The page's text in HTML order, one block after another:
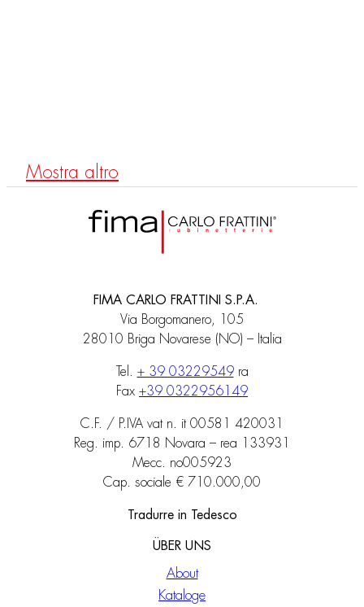
Mostra altro
FIMA CARLO FRATTINI S.P.A.
Via Borgomanero, 105
28010 Briga Novarese (NO) – Italia
Tel. + 39 03229549ra
Fax +39 0322956149
C.F. / P.IVA vat n. it 00581 420031
Reg. imp. 6718 Novara – rea 133931
Mecc. no005923
Cap. sociale € 710.000,00
Tradurre in Tedesco
ÜBER UNS
About
Kataloge